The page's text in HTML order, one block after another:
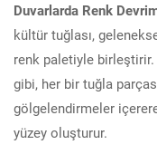
Duvarlarda Renk
kültür tuğlası,
renk paletiyle
gibi, her bir tuğla
gölgelendirmeler
yüzey oluşturur.